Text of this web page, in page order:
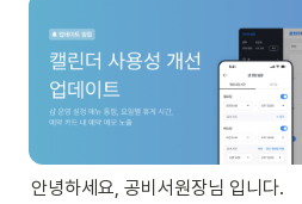
안녕하세요, 공비서원장님 입니다.